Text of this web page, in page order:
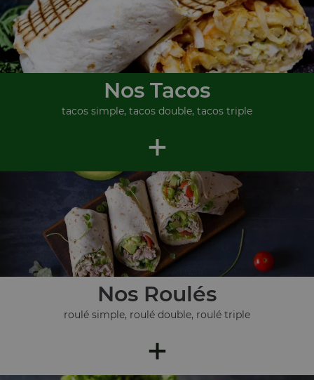
Nos Tacos
tacos simple, tacos double, tacos triple
+
Nos Roulés
roulé simple, roulé double, roulé triple
+